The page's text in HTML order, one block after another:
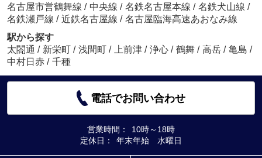
名古屋市営鶴舞線 / 中央線 / 名鉄名古屋本線 / 名鉄犬山線 /
名鉄瀬戸線 / 近鉄名古屋線 / 名古屋臨海高速あおなみ線
駅から探す
太閤通 / 新栄町 / 浅間町 / 上前津 / 浄心 / 鶴舞 / 高岳 / 亀島 /
中村日赤 / 千種
電話でお問い合わせ
営業時間：
10時～18時
定休日：
年末年始 水曜日